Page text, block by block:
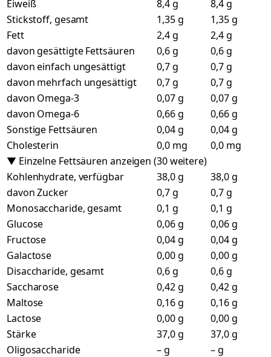
Eiweiß 8,4 g
8,4 g
Stickstoff, gesamt
1,35 g
1,35 g
Fett
2,4 g
2,4 g
davon gesättigte Fettsäuren
0,6 g
0,6 g
davon einfach ungesättigt
0,7 g
0,7 g
davon mehrfach ungesättigt
0,7 g
0,7 g
davon Omega-3
0,07 g
0,07 g
davon Omega-6
0,66 g
0,66 g
Sonstige Fettsäuren
0,04 g
0,04 g
Cholesterin
0,0 mg
0,0 mg
▼ Einzelne Fettsäuren anzeigen (30 weitere)
Kohlenhydrate, verfügbar
38,0 g
38,0 g
davon Zucker
0,7 g
0,7 g
Monosaccharide, gesamt
0,1 g
0,1 g
Glucose
0,06 g
0,06 g
Fructose
0,04 g
0,04 g
Galactose
0,00 g
0,00 g
Disaccharide, gesamt
0,6 g
0,6 g
Saccharose
0,42 g
0,42 g
Maltose
0,16 g
0,16 g
Lactose
0,00 g
0,00 g
Stärke
37,0 g
37,0 g
Oligosaccharide
– g
– g